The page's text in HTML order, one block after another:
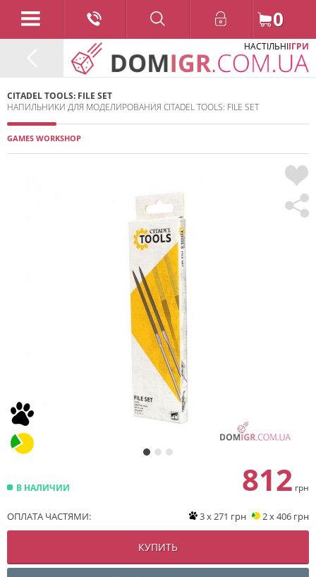
0
НАСТІЛЬНІІГРИ
CITADEL TOOLS: FILE SET
НАПИЛЬНИКИ ДЛЯ МОДЕЛИРОВАНИЯ CITADEL TOOLS: FILE SET
GAMES WORKSHOP
В НАЛИЧИИ 812 грн
ОПЛАТА ЧАСТЯМИ: 3 x 271 грн 2 x 406 грн
КУПИТЬ